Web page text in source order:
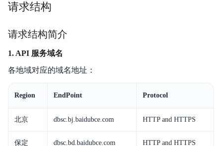
能
驶
舱
动态与公告
产品描述
请求结构
请求结构简介
1. API 服务域名
各地域对应的域名地址：
Region EndPoint Protocol
北京 dbsc.bj.baidubce.com HTTP and HTTPS
保定 dbsc.bd.baidubce.com HTTP and HTTPS